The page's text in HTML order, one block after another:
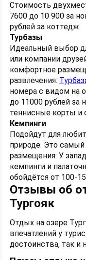
Стоимость
7600 до 10 900 за
рублей за коттедж.
Турбазы
Идеальный выбор
или компании
комфортное
развлечения:
номера с видом на
до 11000 рублей за
теннисные корты и
Кемпинги
Подойдут для
природе. Это
размещения: У
кемпинги и
обойдётся от 100-
Отзывы об
Тургояк
Отдых на озере
впечатлений у
достоинства, так и